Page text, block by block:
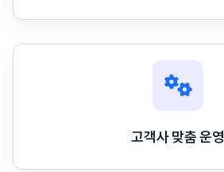
고객사 맞춤 운영